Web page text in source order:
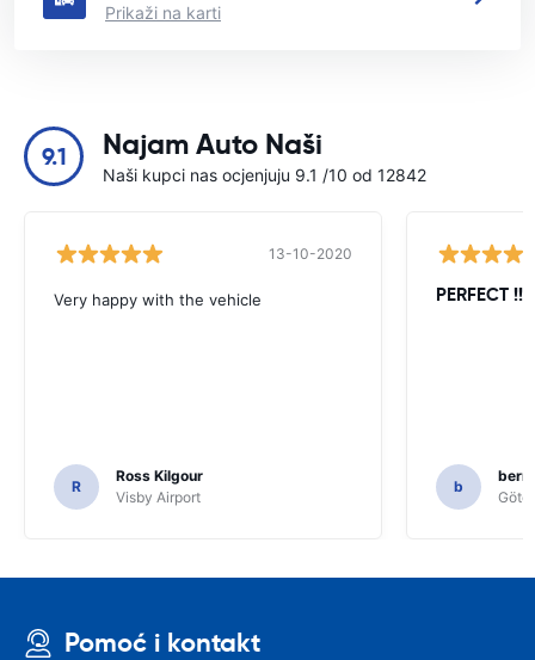
Prikaži na karti
9.1 Najam Auto Naši
Naši kupci nas ocjenjuju 9.1 /10 od 12842
13-10-2020
Very happy with the vehicle
R
Ross Kilgour
Visby Airport
PERFECT
b
Pomoć i kontakt